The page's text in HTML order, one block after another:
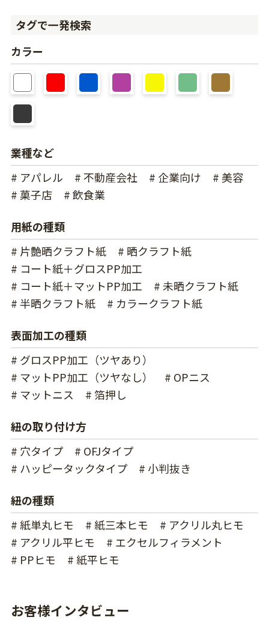
タグで一発検索
カラー
業種など
# アパレル
# 不動産会社 # 企業向け
# 美容
# 菓子店
# 飲食業
用紙の種類
# 片艶晒クラフト紙
# 晒クラフト紙
# コート紙＋グロスPP加工
# コート紙＋マットPP加工
# 未晒クラフト紙
# 半晒クラフト紙
# カラークラフト紙
表面加工の種類
# グロスPP加工（ツヤあり）
# マットPP加工（ツヤなし）
# OPニス
# マットニス
# 箔押し
紐の取り付け方
# 穴タイプ
# OFJタイプ
# ハッピータックタイプ
# 小判抜き
紐の種類
# 紙単丸ヒモ
# 紙三本ヒモ
# アクリル丸ヒモ
# アクリル平ヒモ
# エクセルフィラメント
# PPヒモ
# 紙平ヒモ
お客様インタビュー